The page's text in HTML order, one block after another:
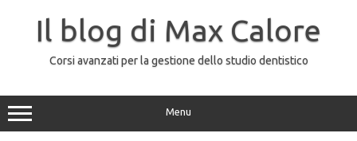
Il blog di Max Calore
Corsi avanzati per la gestione dello studio dentistico
Menu